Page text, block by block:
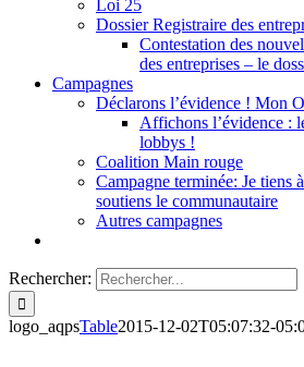
Loi 25
Dossier Registraire des
Contestation des
des entreprises – le
Campagnes
Déclarons l’évidence ! Mon
Affichons l’évidence :
lobbys !
Coalition Main rouge
Campagne terminée: Je tiens
soutiens le communautaire
Autres campagnes
Rechercher:
logo_aqpsTable2015-12-02T05:07:32-